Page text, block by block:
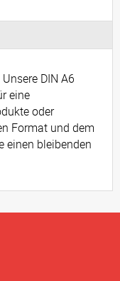
DIN A6
eine
oder
Format und dem
einen bleibenden